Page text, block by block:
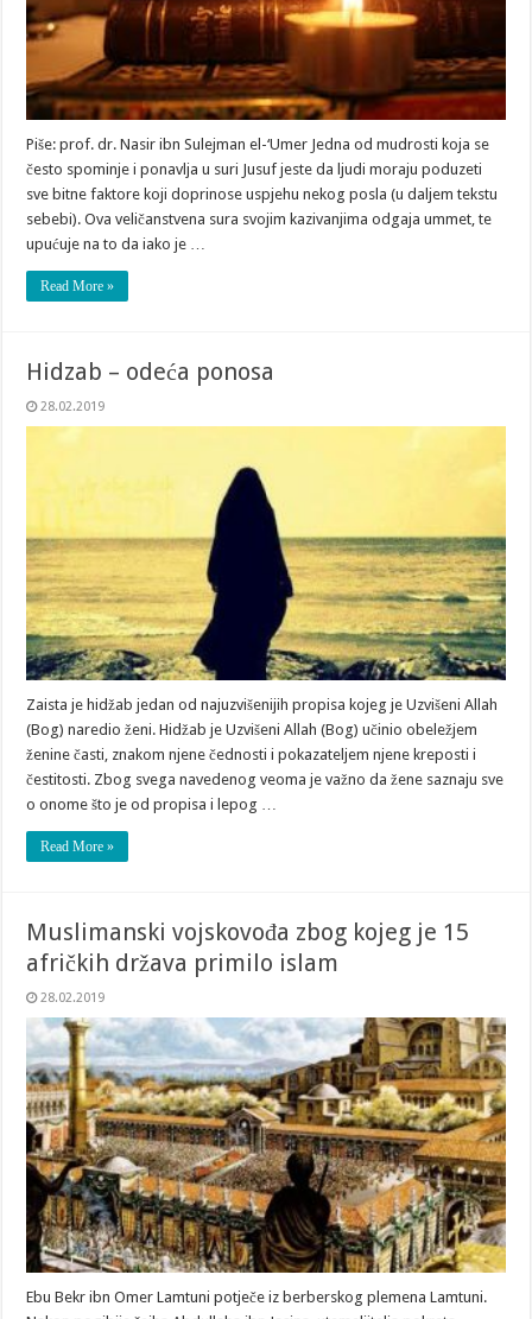
Piše: prof. dr. Nasir ibn Sulejman el-‘Umer Jedna od mudrosti koja se
često spominje i ponavlja u suri Jusuf jeste da ljudi moraju poduzeti
sve bitne faktore koji doprinose uspjehu nekog posla (u daljem tekstu
sebebi). Ova veličanstvena sura svojim kazivanjima odgaja ummet, te
upućuje na to da iako je …
Read More »
Hidzab – odeća ponosa
28.02.2019
Zaista je hidžab jedan od najuzvišenijih propisa kojeg je Uzvišeni Allah
(Bog) naredio ženi. Hidžab je Uzvišeni Allah (Bog) učinio obeležjem
ženine časti, znakom njene čednosti i pokazateljem njene kreposti i
čestitosti. Zbog svega navedenog veoma je važno da žene saznaju sve
o onome što je od propisa i lepog …
Read More »
Muslimanski vojskovođa zbog kojeg je 15
afričkih država primilo islam
28.02.2019
Ebu Bekr ibn Omer Lamtuni potječe iz berberskog plemena Lamtuni.